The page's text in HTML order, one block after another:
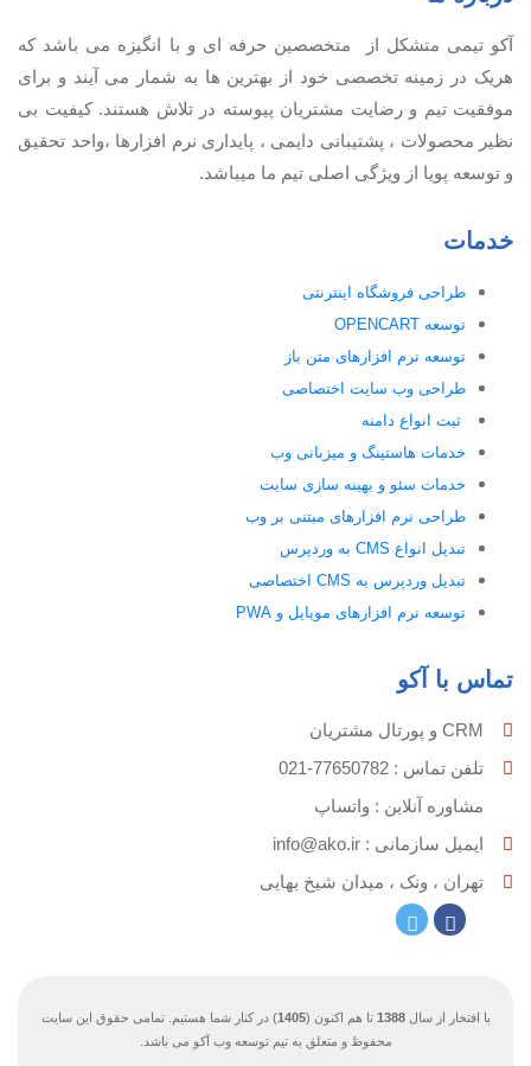
آكو تيمی متشکل از متخصصین حرفه ای و با انگیزه می باشد که
هریک در زمینه تخصصی خود از بهترین ها به شمار می آیند و برای
موفقیت تيم و رضایت مشتریان پیوسته در تلاش هستند. کیفیت بی
نظير محصولات ، پشتیبانی دايمی ، پایداری نرم افزارها ،واحد تحقیق
و توسعه پویا از ویژگی اصلی تیم ما میباشد.
خدمات
طراحی فروشگاه اینترنتی
توسعه OPENCART
توسعه نرم افزارهای متن باز
طراحی وب سایت اختصاصی
ثبت انواع دامنه
خدمات هاستینگ و میزبانی وب
خدمات سئو و بهینه سازی سایت
طراحی نرم افزارهای مبتنی بر وب
تبدیل انواع CMS به وردپرس
تبدیل وردپرس به CMS اختصاصی
توسعه نرم افزارهای موبایل و PWA
تماس با آکو
CRM و پورتال مشتریان
تلفن تماس :‌ 77650782-021
مشاوره آنلاین : واتساپ
ایمیل سازمانی :‌ info@ako.ir
تهران ، ونک ، میدان شیخ بهایی
با افتخار از سال1388 تا هم اکنون (1405) در کنار شما هستیم. تمامی حقوق این سایت
محفوظ و متعلق به تیم توسعه وب آکو می باشد.